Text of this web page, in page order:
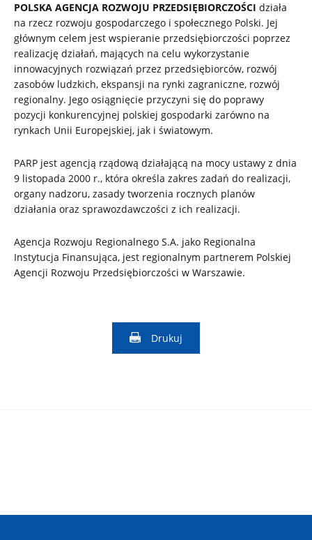
POLSKA AGENCJA ROZWOJU PRZEDSIĘBIORCZOŚCI działa
na rzecz rozwoju gospodarczego i społecznego Polski. Jej
głównym celem jest wspieranie przedsiębiorczości poprzez
realizację działań, mających na celu wykorzystanie
innowacyjnych rozwiązań przez przedsiębiorców, rozwój
zasobów ludzkich, ekspansji na rynki zagraniczne, rozwój
regionalny. Jego osiągnięcie przyczyni się do poprawy
pozycji konkurencyjnej polskiej gospodarki zarówno na
rynkach Unii Europejskiej, jak i światowym.
PARP jest agencją rządową działającą na mocy ustawy z dnia
9 listopada 2000 r., która określa zakres zadań do realizacji,
organy nadzoru, zasady tworzenia rocznych planów
działania oraz sprawozdawczości z ich realizacji.
Agencja Rozwoju Regionalnego S.A. jako Regionalna
Instytucja Finansująca, jest regionalnym partnerem Polskiej
Agencji Rozwoju Przedsiębiorczości w Warszawie.
Drukuj